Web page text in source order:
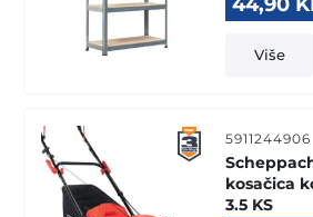
price
was:
59,90
Više
5911244906
kosačica
3.5 KS